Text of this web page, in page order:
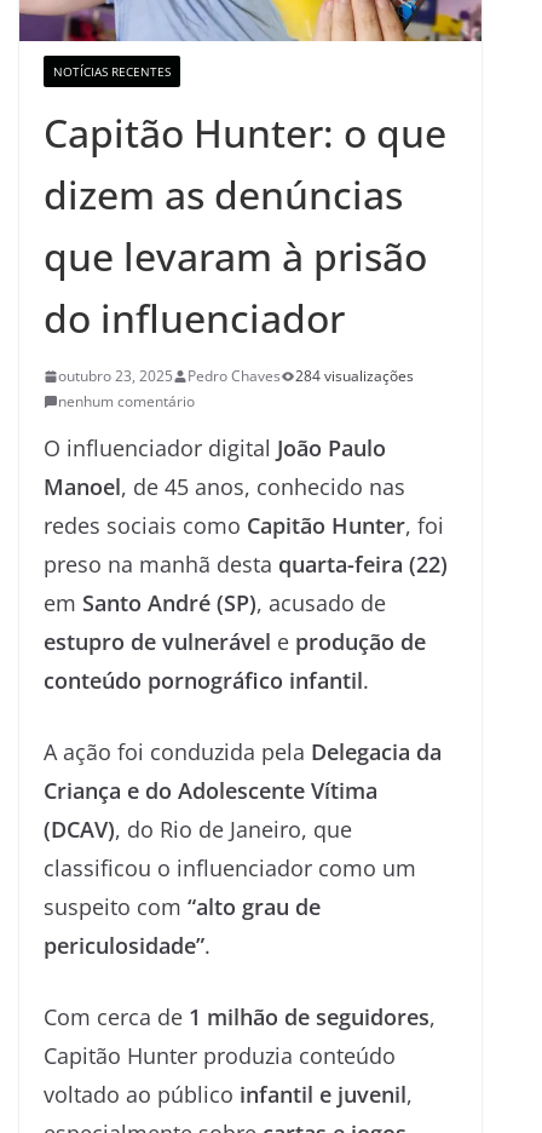
NOTÍCIAS RECENTES
Capitão Hunter: o que
dizem as denúncias
que levaram à prisão
do influenciador
outubro 23, 2025 Pedro Chaves
284 visualizações
nenhum comentário
O influenciador digital João Paulo
Manoel, de 45 anos, conhecido nas
redes sociais como Capitão Hunter, foi
preso na manhã desta quarta-feira (22)
em Santo André (SP), acusado de
estupro de vulnerável e produção de
conteúdo pornográfico infantil.
A ação foi conduzida pela Delegacia da
Criança e do Adolescente Vítima
(DCAV), do Rio de Janeiro, que
classificou o influenciador como um
suspeito com “alto grau de
periculosidade”.
Com cerca de 1 milhão de seguidores,
Capitão Hunter produzia conteúdo
voltado ao público infantil e juvenil,